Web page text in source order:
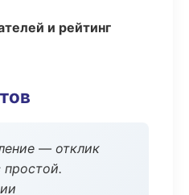
и рейтинг
— отклик
простой.